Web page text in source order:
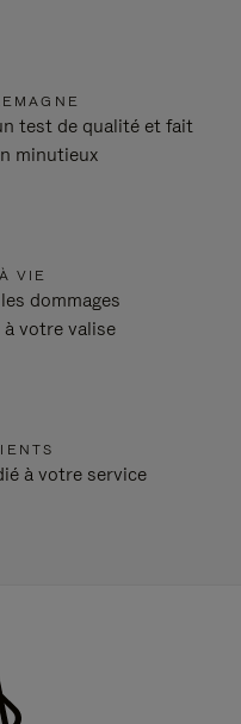
test de qualité et fait
minutieux
VIE
dommages
votre valise
à votre service